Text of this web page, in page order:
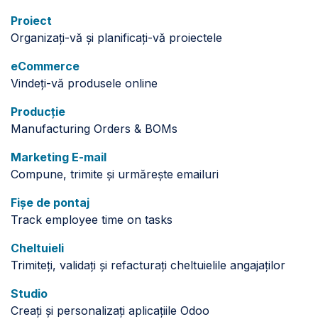
Proiect
Organizați-vă și planificați-vă proiectele
eCommerce
Vindeți-vă produsele online
Producție
Manufacturing Orders & BOMs
Marketing E-mail
Compune, trimite și urmărește emailuri
Fișe de pontaj
Track employee time on tasks
Cheltuieli
Trimiteți, validați și refacturați cheltuielile angajaților
Studio
Creați și personalizați aplicațiile Odoo